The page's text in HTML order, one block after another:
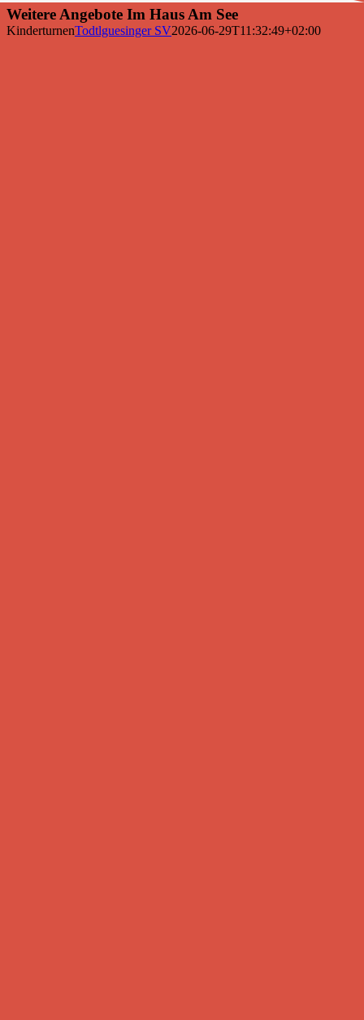
Weitere Angebote Im Haus Am See
KinderturnenTodtlguesinger SV2026-06-29T11:32:49+02:00